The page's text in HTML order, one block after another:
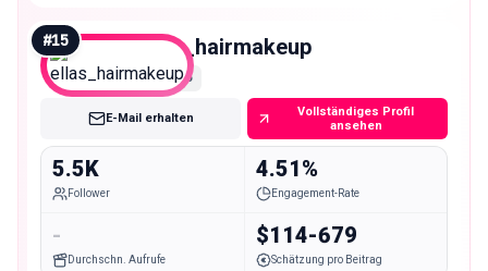
#15 ellas_hairmakeup
Nano
E-Mail erhalten
Vollständiges Profil
ansehen
5.5K
Follower
4.51%
Engagement-Rate
-
Durchschn. Aufrufe
$114-679
Schätzung pro Beitrag